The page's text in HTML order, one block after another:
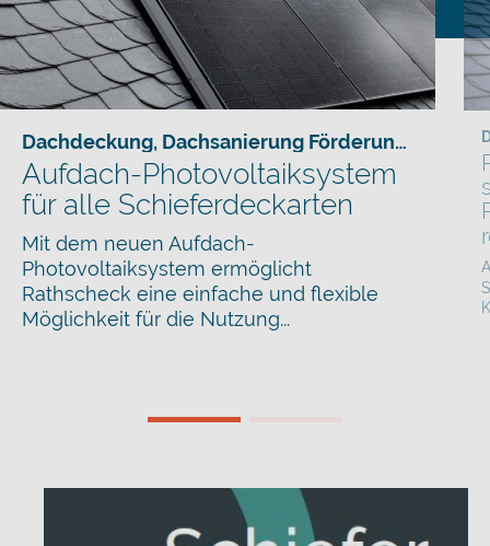
Dachdeckung, Dachsanierung Förderung
Aufdach-Photovoltaiksystem
für alle Schieferdeckarten
Mit dem neuen Aufdach-
Photovoltaiksystem ermöglicht
Rathscheck eine einfache und flexible
Möglichkeit für die Nutzung...